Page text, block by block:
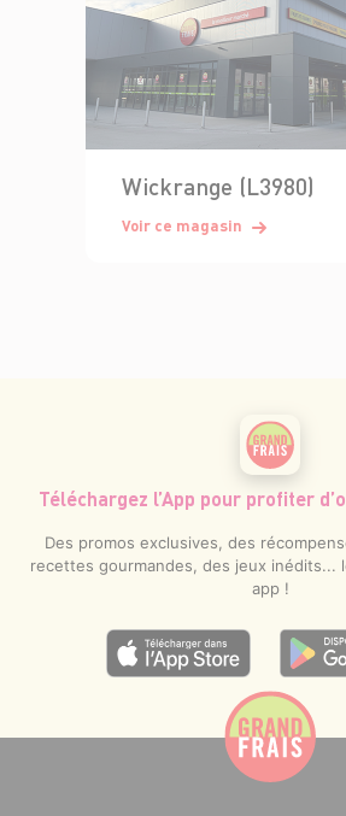
Wickrange (L3980)
Voir ce magasin
Téléchargez l’App pour profiter
Des promos exclusives, des
recettes gourmandes, des jeux inédits...
app !